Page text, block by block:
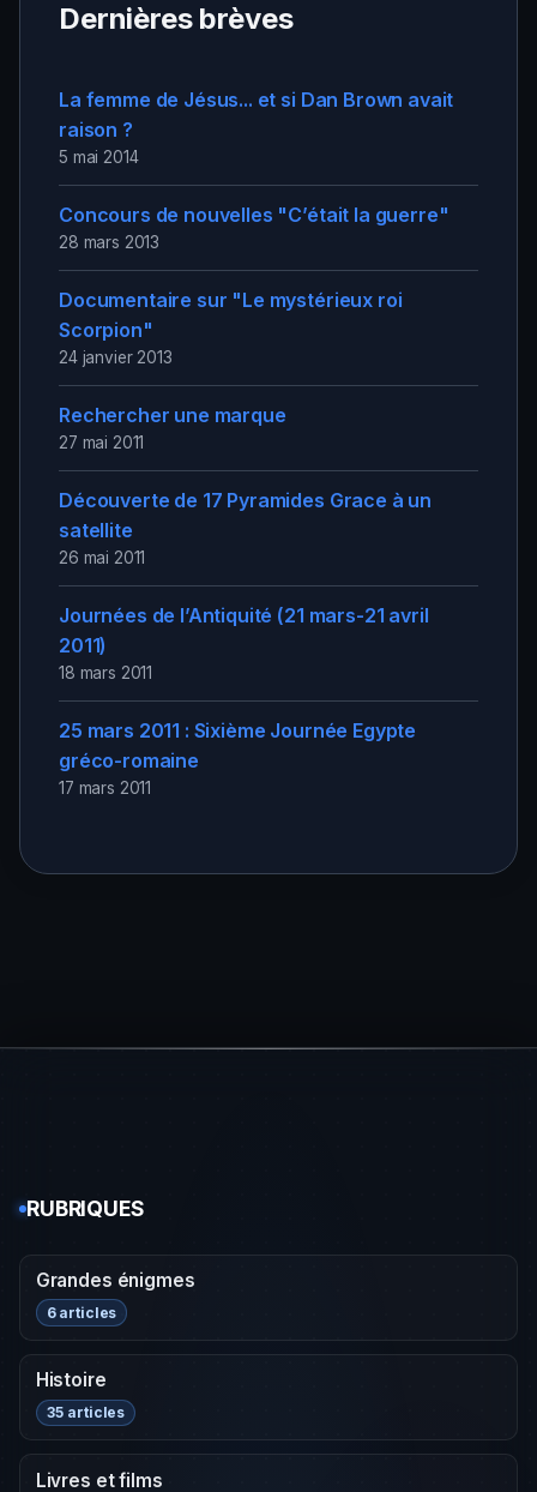
Dernières brèves
La femme de Jésus... et si Dan Brown avait
raison ?
5 mai 2014
Concours de nouvelles "C’était la guerre"
28 mars 2013
Documentaire sur "Le mystérieux roi
Scorpion"
24 janvier 2013
Rechercher une marque
27 mai 2011
Découverte de 17 Pyramides Grace à un
satellite
26 mai 2011
Journées de l’Antiquité (21 mars-21 avril
2011)
18 mars 2011
25 mars 2011 : Sixième Journée Egypte
gréco-romaine
17 mars 2011
RUBRIQUES
Grandes énigmes
6 articles
Histoire
35 articles
Livres et films